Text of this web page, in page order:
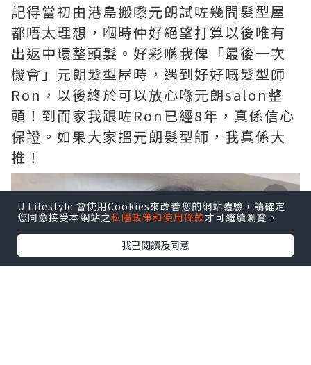
記得當初由港島搬嚟元朗試咗幾間髮型屋
都唔太理想，嗰時仲好絕望打算以後唯有
出返中環整頭髮。好彩喺我俾「最後一次
機會」元朗髮型屋時，遇到好好嘅髮型師
Ron，以後終於可以放心喺元朗salon整
頭！到而家我跟咗Ron已經8年，真係信心
保證。如果大家搵元朗髮型師，我真係大
推！
U Lifestyle 會使用Cookies來改善您的網站體驗，請確定
您同意接受本網站之私隱政策和使用條款才可繼續瀏覽。
我已閱讀及同意